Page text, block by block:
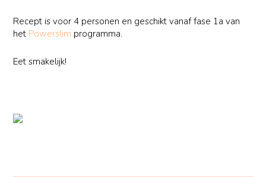
Recept is voor 4 personen en geschikt vanaf fase 1a van
het Powerslim programma.
Eet smakelijk!